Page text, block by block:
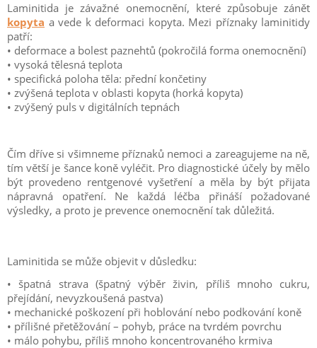
Laminitida je závažné onemocnění, které způsobuje zánět
kopyta a vede k deformaci kopyta. Mezi příznaky laminitidy
patří:
• deformace a bolest paznehtů (pokročilá forma onemocnění)
• vysoká tělesná teplota
• specifická poloha těla: přední končetiny
• zvýšená teplota v oblasti kopyta (horká kopyta)
• zvýšený puls v digitálních tepnách
Čím dříve si všimneme příznaků nemoci a zareagujeme na ně,
tím větší je šance koně vyléčit. Pro diagnostické účely by mělo
být provedeno rentgenové vyšetření a měla by být přijata
nápravná opatření. Ne každá léčba přináší požadované
výsledky, a proto je prevence onemocnění tak důležitá.
Laminitida se může objevit v důsledku:
• špatná strava (špatný výběr živin, příliš mnoho cukru,
přejídání, nevyzkoušená pastva)
• mechanické poškození při hoblování nebo podkování koně
• přílišné přetěžování – pohyb, práce na tvrdém povrchu
• málo pohybu, příliš mnoho koncentrovaného krmiva